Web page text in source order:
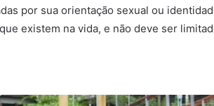
por sua orientação sexual ou
existem na vida, e não deve ser